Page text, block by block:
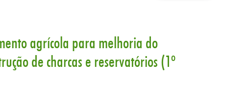
agrícola para melhoria do
de charcas e reservatórios (1º